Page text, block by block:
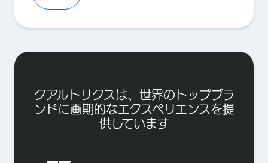
クアルトリクスは、世界のトップブラ
ンドに画期的なエクスペリエンスを提
供しています